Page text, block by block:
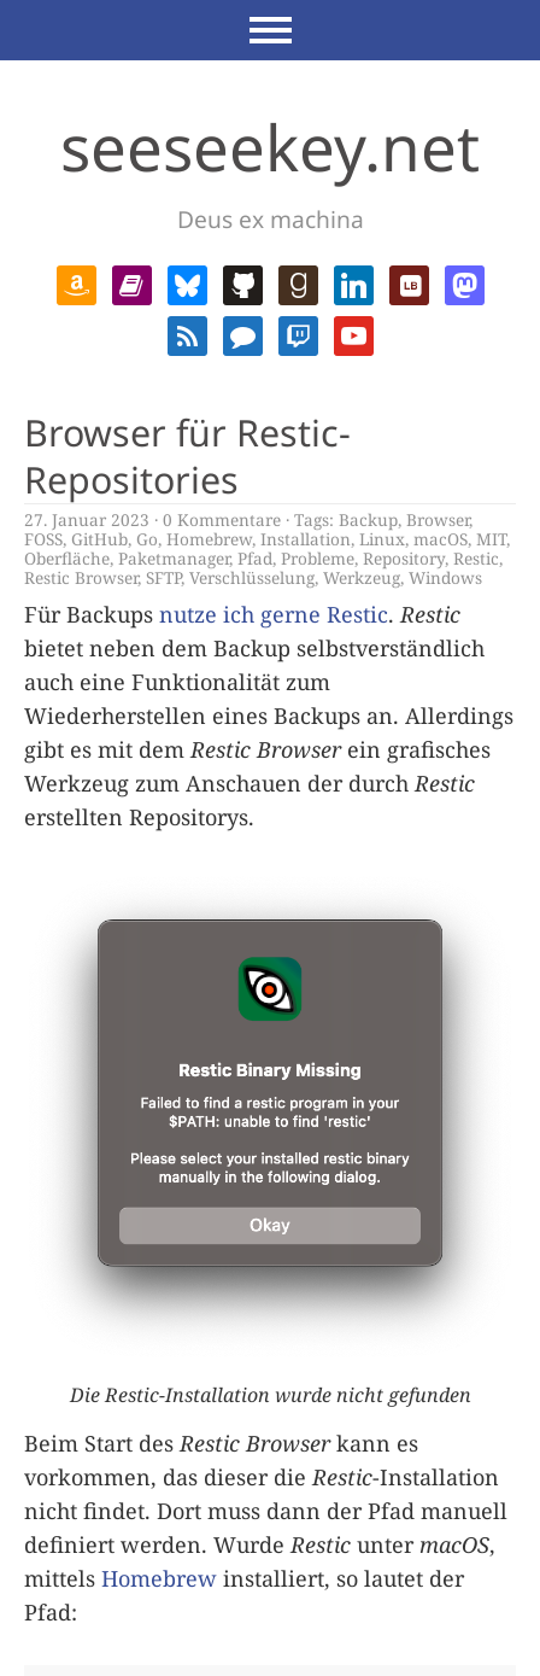
seeseekey.net
Deus ex machina
Browser für Restic-
Repositories
27. Januar 2023 0 Kommentare Tags: Backup, Browser,
FOSS, GitHub, Go, Homebrew, Installation, Linux, macOS, MIT,
Oberfläche, Paketmanager, Pfad, Probleme, Repository, Restic,
Restic Browser, SFTP, Verschlüsselung, Werkzeug, Windows
Für Backups nutze ich gerne Restic. Restic
bietet neben dem Backup selbstverständlich
auch eine Funktionalität zum
Wiederherstellen eines Backups an. Allerdings
gibt es mit dem Restic Browserein grafisches
Werkzeug zum Anschauen der durch Restic
erstellten Repositorys.
Die Restic-Installation wurde nicht gefunden
Beim Start des Restic Browserkann es
vorkommen, das dieser die Restic-Installation
nicht findet. Dort muss dann der Pfad manuell
definiert werden. Wurde Restic unter macOS,
mittels Homebrew installiert, so lautet der
Pfad: